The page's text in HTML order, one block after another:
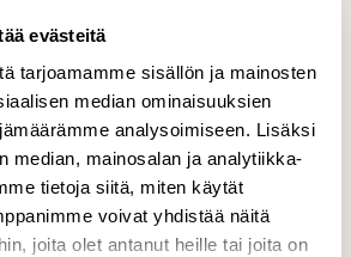
evästeitä
tarjoamamme sisällön ja mainosten
median ominaisuuksien
analysoimiseen. Lisäksi
median, mainosalan ja analytiikka-
tietoja siitä, miten käytät
voivat yhdistää näitä
joita olet antanut heille tai joita on